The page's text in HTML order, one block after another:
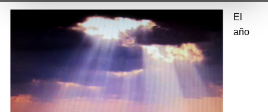
El
año